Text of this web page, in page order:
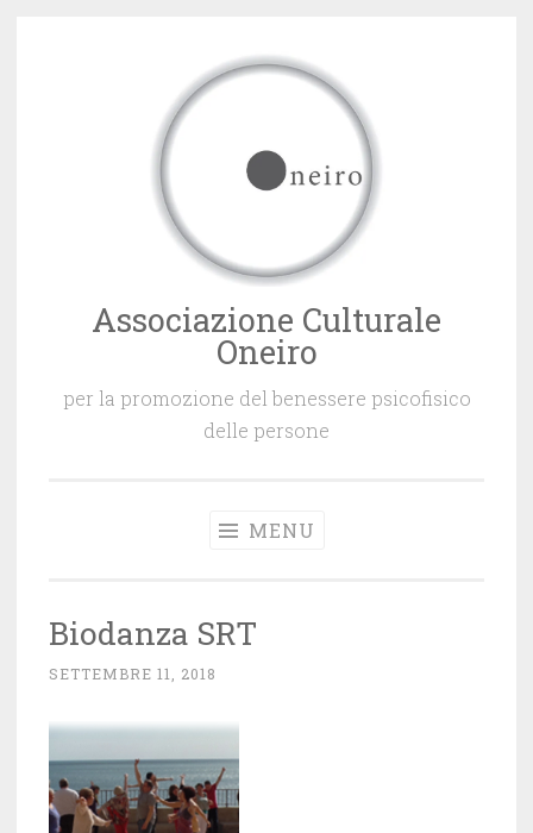
Associazione Culturale
Oneiro
per la promozione del benessere psicofisico
delle persone
MENU
Biodanza SRT
SETTEMBRE 11, 2018
D
M
I
N